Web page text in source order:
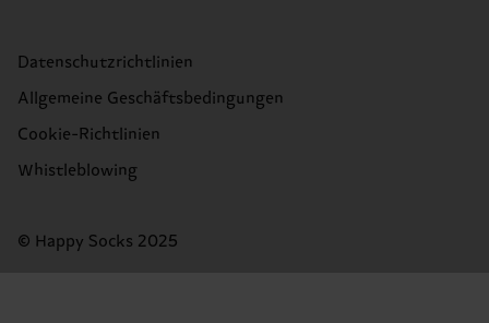
Datenschutzrichtlinien
Allgemeine Geschäftsbedingungen
Cookie-Richtlinien
Whistleblowing
© Happy Socks 2025